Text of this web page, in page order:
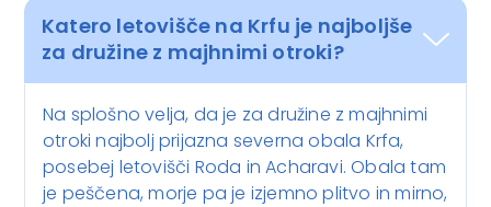
Katero letovišče na Krfu je najboljše
za družine z majhnimi otroki?
Na splošno velja, da je za družine z majhnimi
otroki najbolj prijazna severna obala Krfa,
posebej letovišči Roda in Acharavi. Obala tam
je peščena, morje pa je izjemno plitvo in mirno,